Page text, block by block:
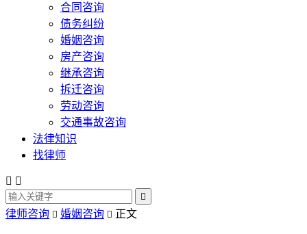
合同咨询
债务纠纷
婚姻咨询
房产咨询
继承咨询
拆迁咨询
劳动咨询
交通事故咨询
法律知识
找律师
 

律师咨询  婚姻咨询  正文